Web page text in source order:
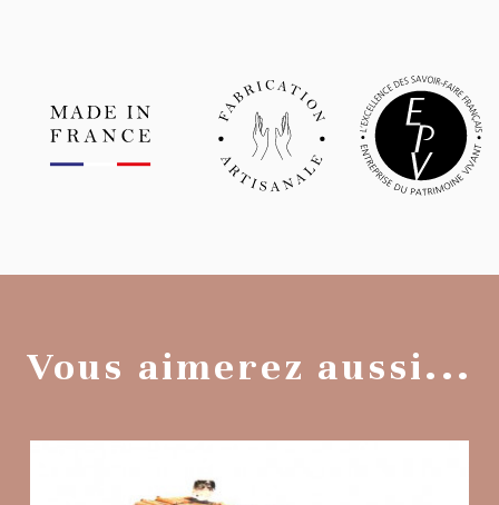
Vous aimerez aussi...